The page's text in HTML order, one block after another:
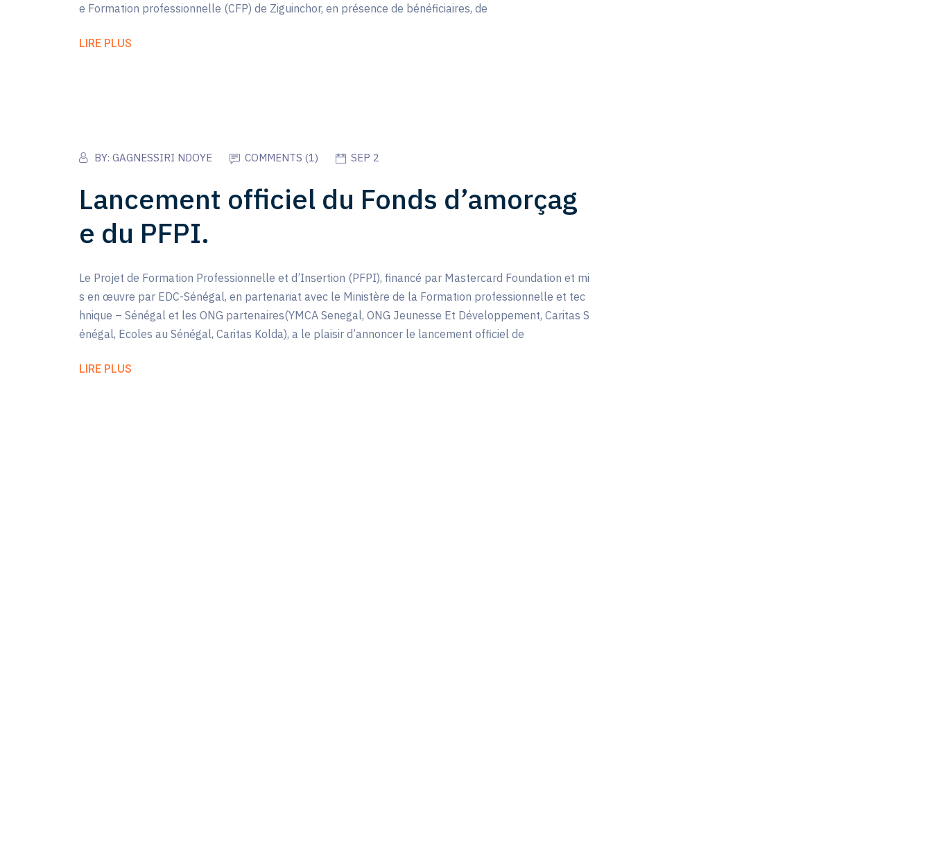
e Formation professionnelle (CFP) de Ziguinchor, en présence de bénéficiaires, de
LIRE PLUS
BY: GAGNESSIRI NDOYE COMMENTS (1) SEP 2
Lancement officiel du Fonds d’amorçag
e du PFPI.
Le Projet de Formation Professionnelle et d’Insertion (PFPI), financé par Mastercard Foundation et mi
s en œuvre par EDC-Sénégal, en partenariat avec le Ministère de la Formation professionnelle et tec
hnique – Sénégal et les ONG partenaires(YMCA Senegal, ONG Jeunesse Et Développement, Caritas S
énégal, Ecoles au Sénégal, Caritas Kolda), a le plaisir d’annoncer le lancement officiel de
LIRE PLUS